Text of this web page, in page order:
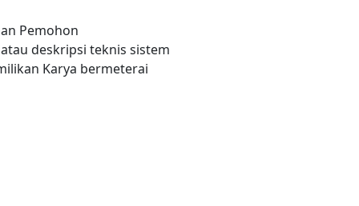
Pemohon
deskripsi teknis sistem
Karya bermeterai